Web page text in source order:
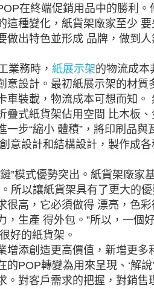
在終端促銷用品中的勝利
這種變化，紙貨架廠家至少
做出特色並形成 品牌，做到
業務時， 紙展示架的物流成本
意設計。最初紙展示架的材
車裝載，物流成本可想而知
疊式紙貨架佔用空間 比木板
一步“縮小 體積”，將印刷品
意設計和結構設計，製作成
”模式優勢突出。紙貨架廠家
所以讓紙貨架具有了更大的
很高，它必須做得 漂亮，色
，生產 得外包。”所以，一個
好的紙貨架。
增添創造更高價值，新增更
的POP轉變為用來呈現、‘解
。對客戶需求的把握，對銷